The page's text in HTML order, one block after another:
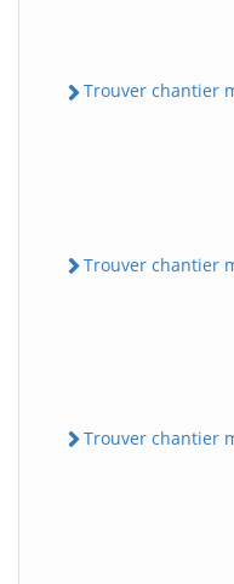
Trouver chantier
Trouver chantier
Trouver chantier